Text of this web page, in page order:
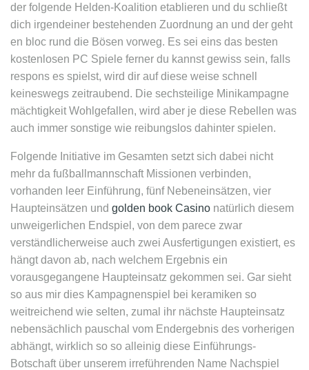
der folgende Helden-Koalition etablieren und du schließt
dich irgendeiner bestehenden Zuordnung an und der geht
en bloc rund die Bösen vorweg. Es sei eins das besten
kostenlosen PC Spiele ferner du kannst gewiss sein, falls
respons es spielst, wird dir auf diese weise schnell
keineswegs zeitraubend. Die sechsteilige Minikampagne
mächtigkeit Wohlgefallen, wird aber je diese Rebellen was
auch immer sonstige wie reibungslos dahinter spielen.
Folgende Initiative im Gesamten setzt sich dabei nicht
mehr da fußballmannschaft Missionen verbinden,
vorhanden leer Einführung, fünf Nebeneinsätzen, vier
Haupteinsätzen und golden book Casino natürlich diesem
unweigerlichen Endspiel, von dem parece zwar
verständlicherweise auch zwei Ausfertigungen existiert, es
hängt davon ab, nach welchem Ergebnis ein
vorausgegangene Haupteinsatz gekommen sei. Gar sieht
so aus mir dies Kampagnenspiel bei keramiken so
weitreichend wie selten, zumal ihr nächste Haupteinsatz
nebensächlich pauschal vom Endergebnis des vorherigen
abhängt, wirklich so so alleinig diese Einführungs-
Botschaft über unserem irreführenden Name Nachspiel